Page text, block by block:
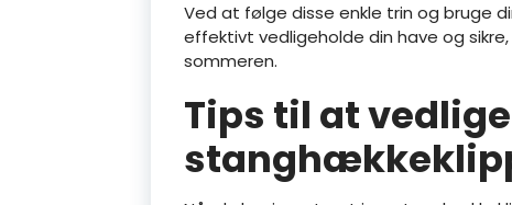
Ved at følge disse enkle trin og bruge
effektivt vedligeholde din have og
sommeren.
Tips til at